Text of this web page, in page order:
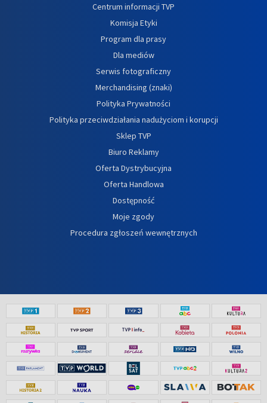
Centrum informacji TVP
Komisja Etyki
Program dla prasy
Dla mediów
Serwis fotograficzny
Merchandising (znaki)
Polityka Prywatności
Polityka przeciwdziałania nadużyciom i korupcji
Sklep TVP
Biuro Reklamy
Oferta Dystrybucyjna
Oferta Handlowa
Dostępność
Moje zgody
Procedura zgłoszeń wewnętrznych